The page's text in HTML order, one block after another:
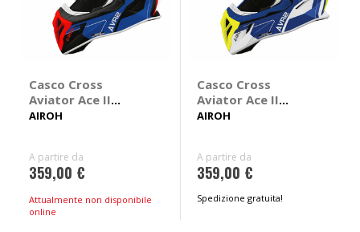
Casco Cross
Aviator Ace II
Shield
AIROH
A partire da
359,00 €
Attualmente non disponibile
online
Casco Cross
Aviator Ace II
Shield
AIROH
A partire da
359,00 €
Spedizione gratuita!